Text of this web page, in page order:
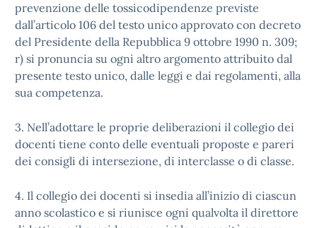
prevenzione delle tossicodipendenze previste
dall’articolo 106 del testo unico approvato con decreto
del Presidente della Repubblica 9 ottobre 1990 n. 309;
r) si pronuncia su ogni altro argomento attribuito dal
presente testo unico, dalle leggi e dai regolamenti, alla
sua competenza.
3. Nell’adottare le proprie deliberazioni il collegio dei
docenti tiene conto delle eventuali proposte e pareri
dei consigli di intersezione, di interclasse o di classe.
4. Il collegio dei docenti si insedia all’inizio di ciascun
anno scolastico e si riunisce ogni qualvolta il direttore